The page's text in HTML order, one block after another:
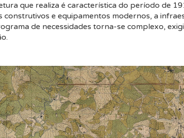
que realiza é característica do período de
construtivos e equipamentos modernos, a
de necessidades torna-se complexo,